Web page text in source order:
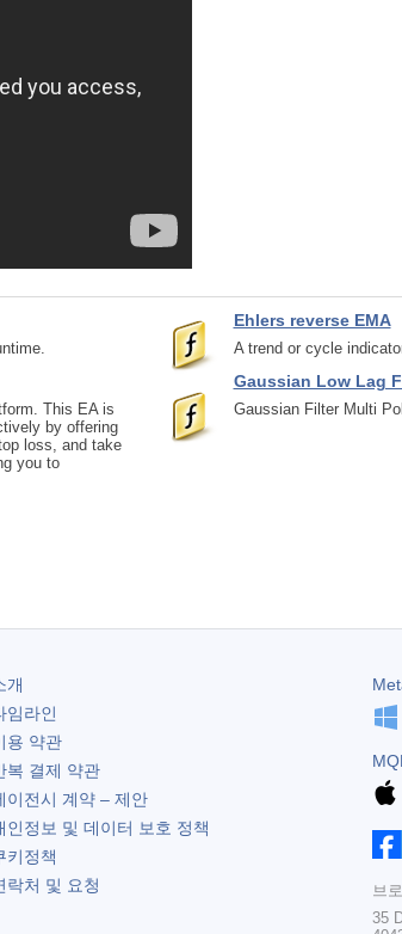
Ehlers reverse EMA
A trend or cycle
Gaussian Low Lag
Gaussian Filter Multi
This EA is
by offering
loss, and take
you to
개
임라인
용 약관
복 결제 약관
이전시 계약 – 제안
인정보 및 데이터 보호 정책
키정책
락처 및 요청
브
35